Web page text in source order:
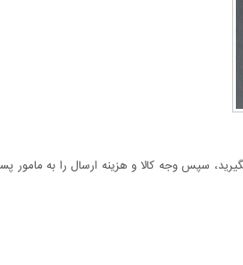
سپس وجه کالا و هزینه ارسال را به مامور